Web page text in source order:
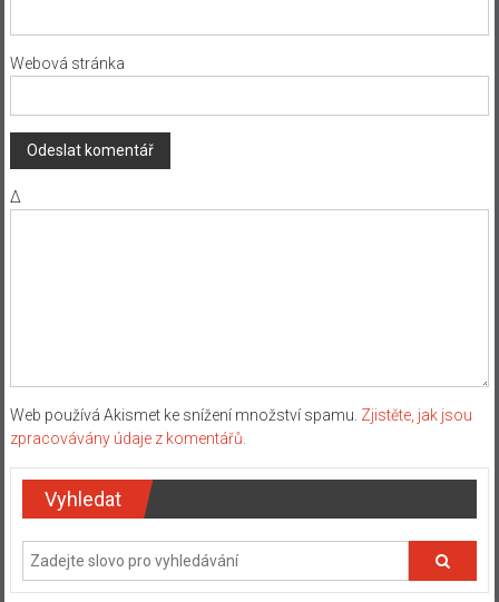
Webová stránka
Δ
Web používá Akismet ke snížení množství spamu. Zjistěte, jak jsou
zpracovávány údaje z komentářů.
Vyhledat